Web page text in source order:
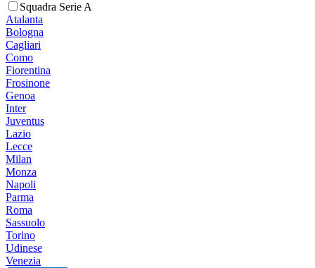
Squadra Serie A
Atalanta
Bologna
Cagliari
Como
Fiorentina
Frosinone
Genoa
Inter
Juventus
Lazio
Lecce
Milan
Monza
Napoli
Parma
Roma
Sassuolo
Torino
Udinese
Venezia